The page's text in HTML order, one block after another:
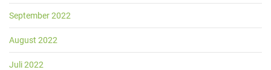
September 2022
August 2022
Juli 2022